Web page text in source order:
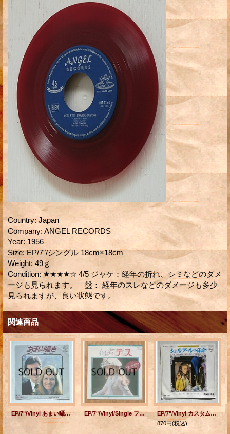
Country: Japan
Company: ANGEL RECORDS
Year: 1956
Size: EP/7"/シングル 18cm×18cm
Weight: 49ｇ
Condition: ★★★★☆ 4/5 ジャケ：経年の折れ、シミなどのダメ
ージも見られます。 盤： 経年のスレなどのダメージも多少
見られますが、良い状態です。
関連商品
EP/7"/Vinyl あまい囁き PAROLES・・・PAROLES/ 愛のくらし UNE VIE ダリダ/アラン・ドロン (1973) SEVEN SEAS EP/7"/Vinyl/Single フランス映画『テス』 "哀しみのテス/ テスの喜び" ピエール・ポルト グランド・オーケストラ (1980)Victor
EP/7"/Vinyl カスタム・エバーグリーン・シリーズ オリジナル・サウンド・トラック シェルブールの雨傘 Je tattendrai toure ma vie / -Generique Michel Legrand ミシェル・ルグラン PHILIPS Records
870円(税込)